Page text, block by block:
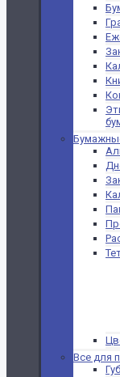
Все для